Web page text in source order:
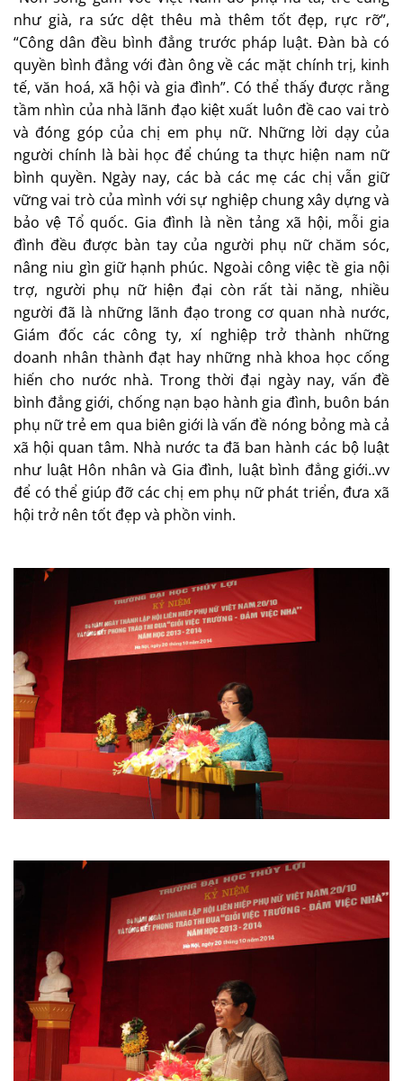
như già, ra sức dệt thêu mà thêm tốt đẹp, rực rỡ”,
“Công dân đều bình đẳng trước pháp luật. Đàn bà có
quyền bình đẳng với đàn ông về các mặt chính trị, kinh
tế, văn hoá, xã hội và gia đình”. Có thể thấy được rằng
tầm nhìn của nhà lãnh đạo kiệt xuất luôn đề cao vai trò
và đóng góp của chị em phụ nữ. Những lời dạy của
người chính là bài học để chúng ta thực hiện nam nữ
bình quyền. Ngày nay, các bà các mẹ các chị vẫn giữ
vững vai trò của mình với sự nghiệp chung xây dựng và
bảo vệ Tổ quốc. Gia đình là nền tảng xã hội, mỗi gia
đình đều được bàn tay của người phụ nữ chăm sóc,
nâng niu gìn giữ hạnh phúc. Ngoài công việc tề gia nội
trợ, người phụ nữ hiện đại còn rất tài năng, nhiều
người đã là những lãnh đạo trong cơ quan nhà nước,
Giám đốc các công ty, xí nghiệp trở thành những
doanh nhân thành đạt hay những nhà khoa học cống
hiến cho nước nhà. Trong thời đại ngày nay, vấn đề
bình đẳng giới, chống nạn bạo hành gia đình, buôn bán
phụ nữ trẻ em qua biên giới là vấn đề nóng bỏng mà cả
xã hội quan tâm. Nhà nước ta đã ban hành các bộ luật
như luật Hôn nhân và Gia đình, luật bình đẳng giới..vv
để có thể giúp đỡ các chị em phụ nữ phát triển, đưa xã
hội trở nên tốt đẹp và phồn vinh.